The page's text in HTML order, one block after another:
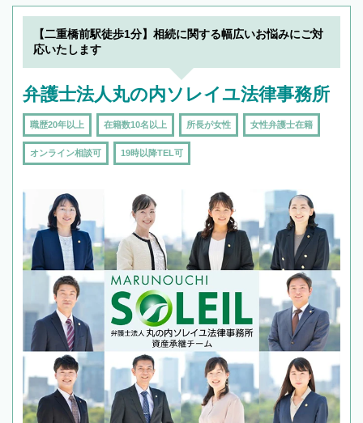
【二重橋前駅徒歩1分】相続に関する幅広いお悩みにご対
応いたします
弁護士法人丸の内ソレイユ法律事務所
職歴20年以上 在籍数10名以上 所長が女性 女性弁護士在籍
オンライン相談可 19時以降TEL可